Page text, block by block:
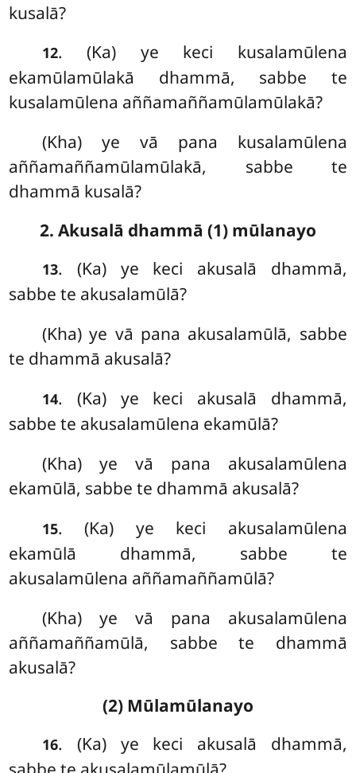
kusalā?
12. (Ka) ye keci kusalamūlena
ekamūlamūlakā dhammā, sabbe te
kusalamūlena aññamaññamūlamūlakā?
(Kha) ye vā pana kusalamūlena
aññamaññamūlamūlakā, sabbe te
dhammā kusalā?
2. Akusalā dhammā (1) mūlanayo
13. (Ka) ye keci akusalā dhammā,
sabbe te akusalamūlā?
(Kha) ye vā pana akusalamūlā, sabbe
te dhammā akusalā?
14. (Ka) ye keci akusalā dhammā,
sabbe te akusalamūlena ekamūlā?
(Kha) ye vā pana akusalamūlena
ekamūlā, sabbe te dhammā akusalā?
15. (Ka) ye keci akusalamūlena
ekamūlā dhammā, sabbe te
akusalamūlena aññamaññamūlā?
(Kha) ye vā pana akusalamūlena
aññamaññamūlā, sabbe te dhammā
akusalā?
(2) Mūlamūlanayo
16. (Ka) ye keci akusalā dhammā,